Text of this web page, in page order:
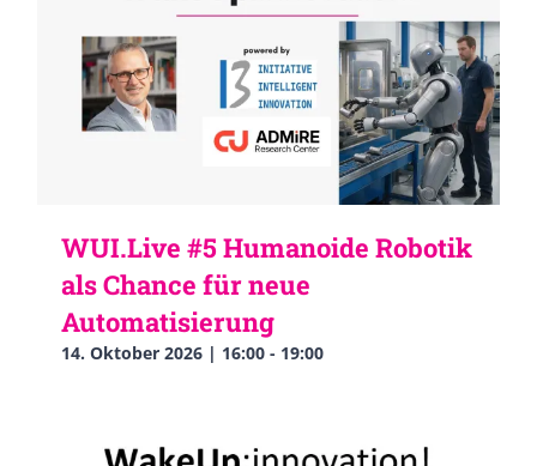
WUI.Live #5 Humanoide Robotik
als Chance für neue
Automatisierung
14. Oktober 2026 | 16:00 - 19:00